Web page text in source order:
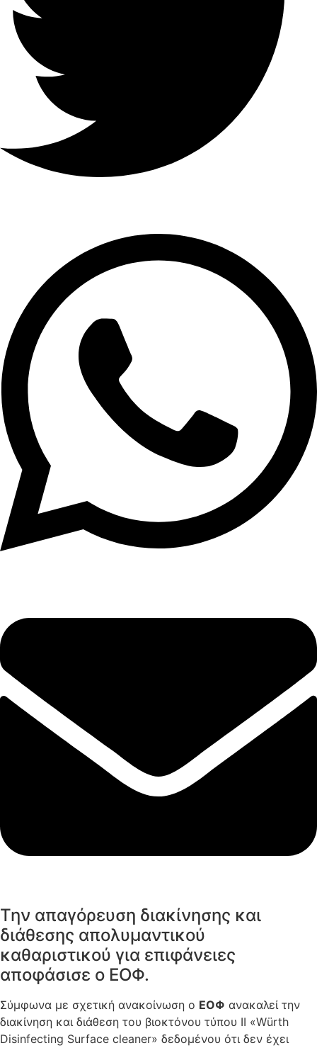
Την απαγόρευση διακίνησης και
διάθεσης απολυμαντικού
καθαριστικού για επιφάνειες
αποφάσισε ο ΕΟΦ.
Σύμφωνα με σχετική ανακοίνωση ο ΕΟΦ ανακαλεί την
διακίνηση και διάθεση του βιοκτόνου τύπου ΙΙ «Würth
Disinfecting Surface cleaner» δεδομένου ότι δεν έχει